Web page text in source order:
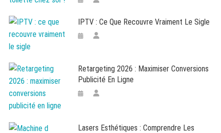
IPTV : Ce Que Recouvre Vraiment Le Sigle
Retargeting 2026 : Maximiser Conversions
Publicité En Ligne
Lasers Esthétiques : Comprendre Les